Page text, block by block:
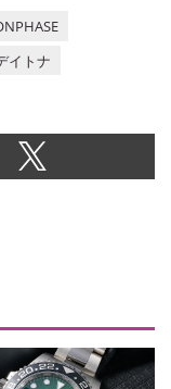
イトナ